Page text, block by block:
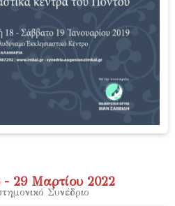
- 29 Μαρτίου 2022
Συνέδριο